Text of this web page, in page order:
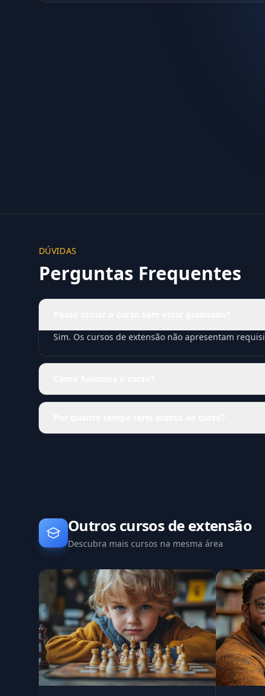
DÚVIDAS
Perguntas Frequentes
Sim. Os cursos de extensão não apresentam
Outros cursos de extensão
Descubra mais cursos na mesma área